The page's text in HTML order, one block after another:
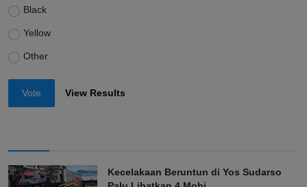
Black
Yellow
Other
Vote View Results
Kecelakaan Beruntun di Yos Sudarso